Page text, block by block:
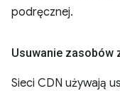
podręcznej.
Usuwanie zasobów
Sieci CDN używają